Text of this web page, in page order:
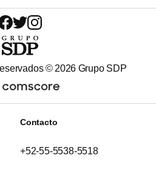
© 2026 Grupo SDP
Contacto
+52-55-5538-5518